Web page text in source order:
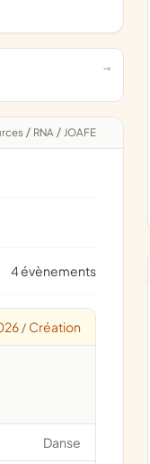
/ RNA / JOAFE
4 évènements
/ Création
Danse